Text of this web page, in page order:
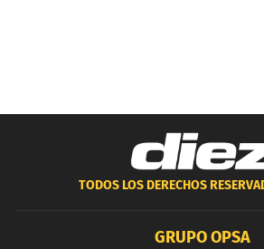
TODOS LOS DERECHOS
GRUPO OPSA